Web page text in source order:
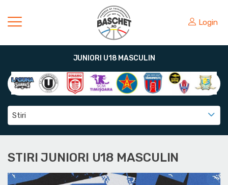
Login
JUNIORI U18 MASCULIN
Stiri
STIRI JUNIORI U18 MASCULIN